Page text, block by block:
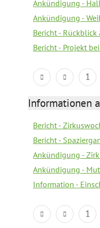
Ankündigung -
Ankündigung -
Bericht -
Bericht - Projekt
1
Informationen
Bericht -
Bericht -
Ankündigung -
Ankündigung -
Information -
1